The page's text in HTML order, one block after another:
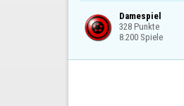
Damespiel
328 Punkte
8.200 Spiele